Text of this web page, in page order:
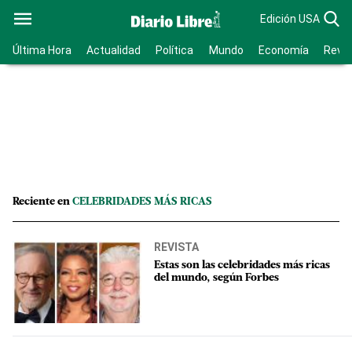
Edición USA
Última Hora Actualidad Política Mundo Economía
Reciente en CELEBRIDADES MÁS RICAS
REVISTA
Estas son las celebridades más ricas
del mundo, según Forbes